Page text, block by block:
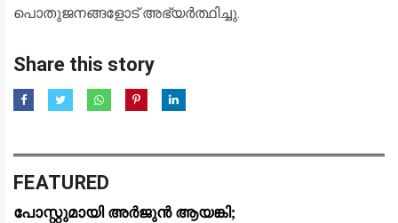
പൊതുജനങ്ങളോട് അഭ്യർത്ഥിച്ചു.
Share this story
FEATURED
പോസ്റ്റുമായി അർജുൻ ആയങ്കി;